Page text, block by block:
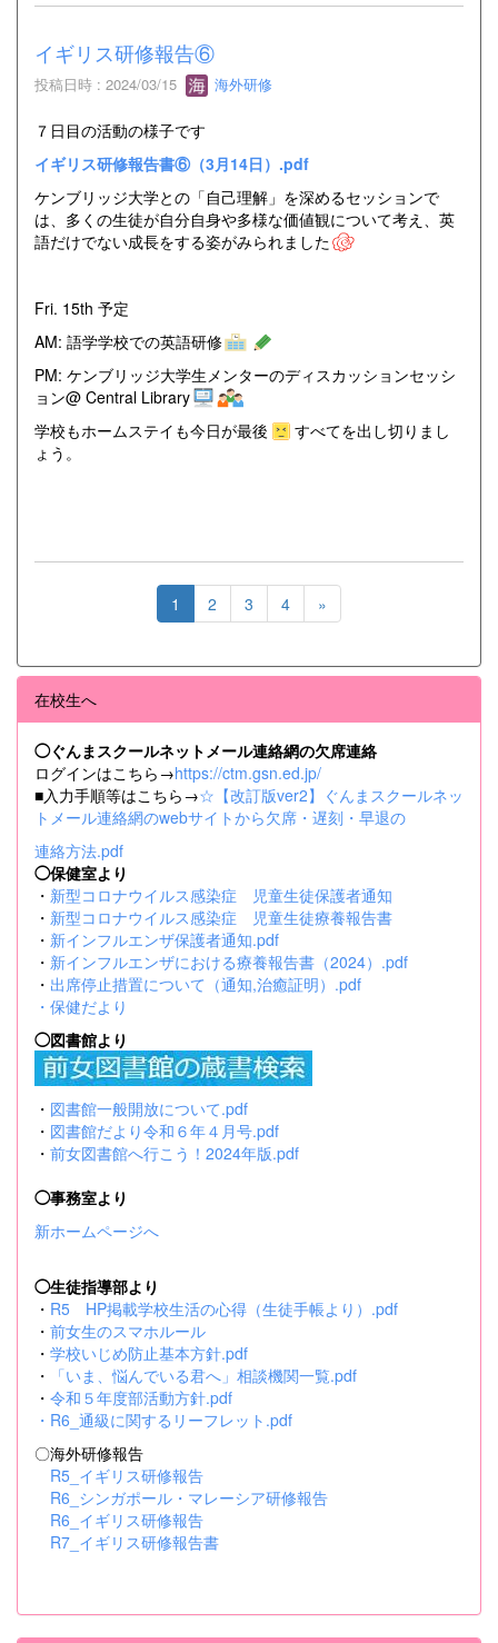
イギリス研修報告⑥
投稿日時 : 2024/03/15 海外研修
７日目の活動の様子です
イギリス研修報告書⑥（3月14日）.pdf
ケンブリッジ大学との「自己理解」を深めるセッションで
は、多くの生徒が自分自身や多様な価値観について考え、英
語だけでない成長をする姿がみられました
Fri. 15th 予定
AM: 語学学校での英語研修
PM: ケンブリッジ大学生メンターのディスカッションセッシ
ョン@ Central Library
学校もホームステイも今日が最後
すべてを出し切りまし
ょう。
1 2 3 4 »
在校生へ
◯ぐんまスクールネットメール連絡網の欠席連絡
ログインはこちら→https://ctm.gsn.ed.jp/
■入力手順等はこちら→☆【改訂版ver2】ぐんまスクールネッ
トメール連絡網のwebサイトから欠席・遅刻・早退の
連絡方法.pdf
◯保健室より
・ 新型コロナウイルス感染症 児童生徒保護者通知
・ 新型コロナウイルス感染症 児童生徒療養報告書
・ 新インフルエンザ保護者通知.pdf
・ 新インフルエンザにおける療養報告書（2024）.pdf
・ 出席停止措置について（通知,治癒証明）.pdf
・ 保健だより
◯図書館より
・ 図書館一般開放について.pdf
・ 図書館だより令和６年４月号.pdf
・ 前女図書館へ行こう！2024年版.pdf
◯事務室より
新ホームページへ
◯生徒指導部より
・ R5 HP掲載学校生活の心得（生徒手帳より）.pdf
・ 前女生のスマホルール
・ 学校いじめ防止基本方針.pdf
・
「いま、悩んでいる君へ」相談機関一覧.pdf
・ 令和５年度部活動方針.pdf
・ R6_通級に関するリーフレット.pdf
〇海外研修報告
R5_イギリス研修報告
R6_シンガポール・マレーシア研修報告
R6_イギリス研修報告
R7_イギリス研修報告書